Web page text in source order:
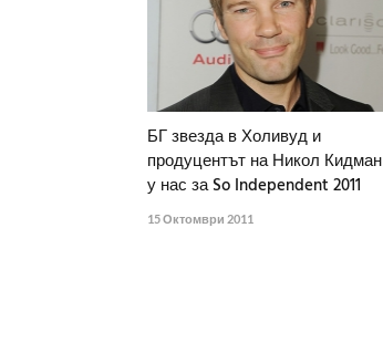
БГ звезда в Холивуд и
продуцентът на Никол Кидман
у нас за So Independent 2011
15 Октомври 2011